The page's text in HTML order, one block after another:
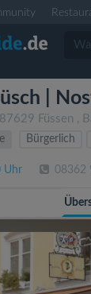
|
87629 Füssen ,
Bürgerlich
Uhr 08362